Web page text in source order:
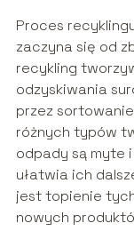
Proces
zaczyna się od
recykling
odzyskiwania
przez
różnych typów
odpady są myte
ułatwia ich
jest topienie
nowych